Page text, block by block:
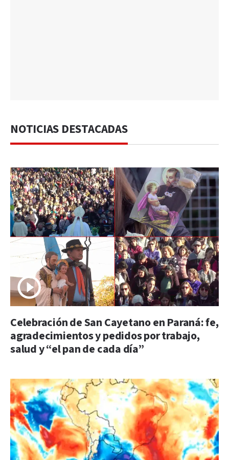
NOTICIAS DESTACADAS
Celebración de San Cayetano en Paraná: fe,
agradecimientos y pedidos por trabajo,
salud y “el pan de cada día”